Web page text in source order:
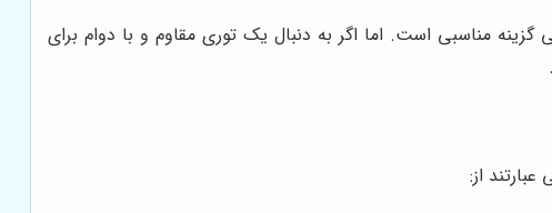
مناسبی است. اما اگر به دنبال یک توری مقاوم و با دوام برای
از: